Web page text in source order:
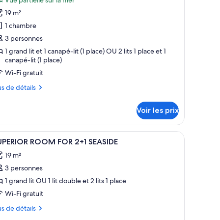
:
19 m²
1 chambre
3 personnes
1 grand lit et 1 canapé-lit (1 place) OU 2 lits 1 place et 1
canapé-lit (1 place)
Wi-Fi gratuit
de détails
Voir les prix
sur les arbres. Coffres-forts dans les chambres, bureau, lits
3 ROOM FOR 2+1 SEASIDE
19 m²
3 personnes
1 grand lit OU 1 lit double et 2 lits 1 place
Wi-Fi gratuit
de détails